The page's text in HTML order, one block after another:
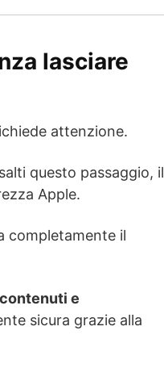
lasciare
attenzione.
questo passaggio, il
Apple.
completamente il
e
sicura grazie alla